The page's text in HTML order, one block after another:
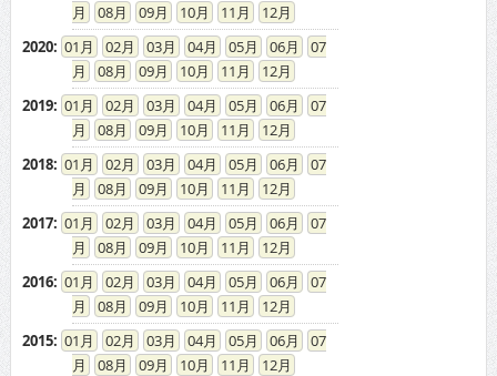
08
09 10 11
12
2020: 01 02 03 04 05 06
07
08
09 10 11
12
2019: 01 02 03 04 05 06
07
08
09 10 11
12
2018: 01 02 03 04 05 06
07
08
09 10 11
12
2017: 01 02 03 04 05 06
07
08
09 10 11
12
2016: 01 02 03 04 05 06
07
08
09 10 11
12
2015: 01 02 03 04 05 06
07
08
09 10 11
12